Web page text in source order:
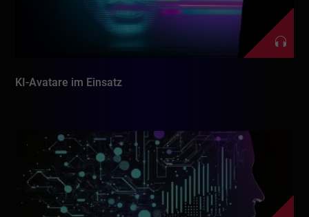
KI-Avatare im Einsatz